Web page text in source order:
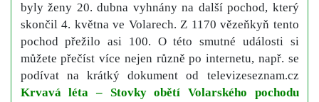
byly ženy 20. dubna vyhnány na další pochod, který
skončil 4. května ve Volarech. Z 1170 vězeňkyň tento
pochod přežilo asi 100. O této smutné události si
můžete přečíst více nejen různě po internetu, např. se
podívat na krátký dokument od televizeseznam.cz
Krvavá léta – Stovky obětí Volarského pochodu